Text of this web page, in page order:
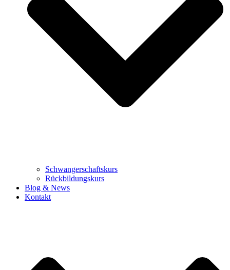
Schwangerschaftskurs
Rückbildungskurs
Blog & News
Kontakt